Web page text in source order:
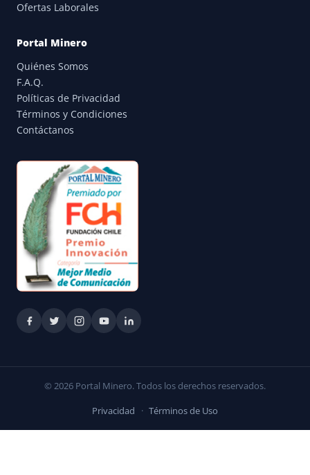
Ofertas Laborales
Portal Minero
Quiénes Somos
F.A.Q.
Políticas de Privacidad
Términos y Condiciones
Contáctanos
© 2026 Portal Minero. Todos los derechos reservados.
Privacidad · Términos de Uso